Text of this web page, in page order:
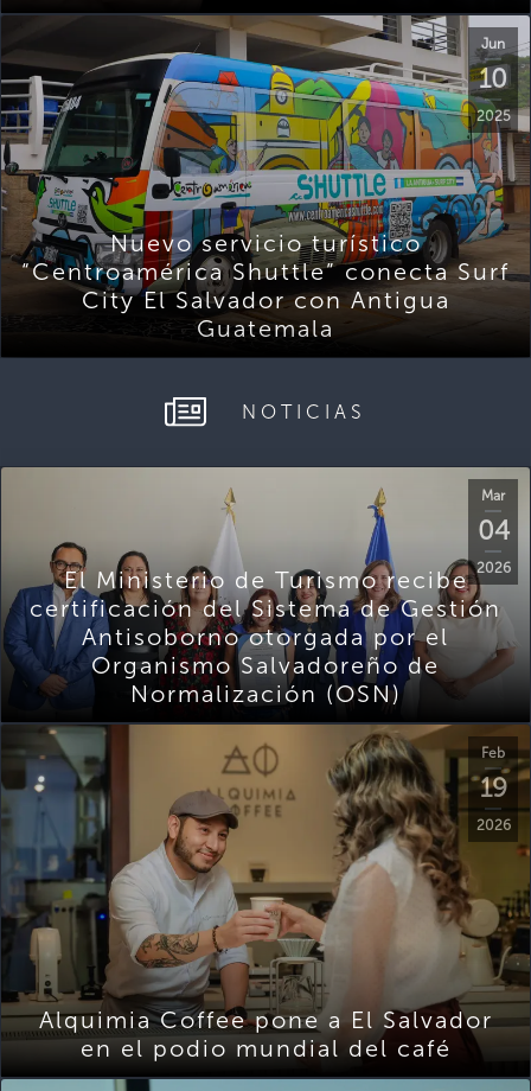
Jun
10
2025
Nuevo servicio turístico
“Centroamérica Shuttle” conecta Surf
City El Salvador con Antigua
Guatemala
NOTICIAS
Mar
04
2026
El Ministerio de Turismo recibe
certificación del Sistema de Gestión
Antisoborno otorgada por el
Organismo Salvadoreño de
Normalización (OSN)
Feb
19
2026
Alquimia Coffee pone a El Salvador
en el podio mundial del café